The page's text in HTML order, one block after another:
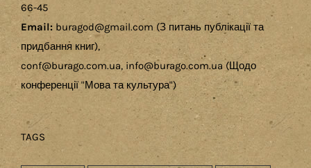
66-45
Email: buragod@gmail.com (З питань публікації та
придбання книг),
conf@burago.com.ua, info@burago.com.ua (Щодо
конференції "Мова та культура")
TAGS